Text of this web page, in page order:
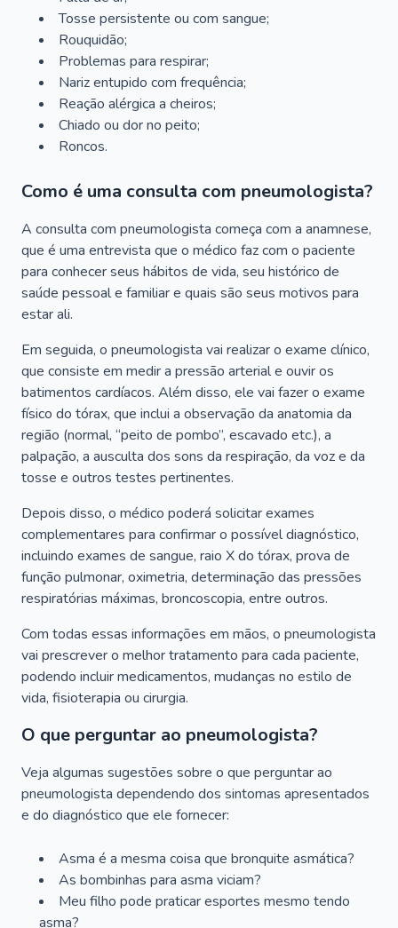
Tosse persistente ou com sangue;
Rouquidão;
Problemas para respirar;
Nariz entupido com frequência;
Reação alérgica a cheiros;
Chiado ou dor no peito;
Roncos.
Como é uma consulta com pneumologista?
A consulta com pneumologista começa com a anamnese,
que é uma entrevista que o médico faz com o paciente
para conhecer seus hábitos de vida, seu histórico de
saúde pessoal e familiar e quais são seus motivos para
estar ali.
Em seguida, o pneumologista vai realizar o exame clínico,
que consiste em medir a pressão arterial e ouvir os
batimentos cardíacos. Além disso, ele vai fazer o exame
físico do tórax, que inclui a observação da anatomia da
região (normal, “peito de pombo”, escavado etc.), a
palpação, a ausculta dos sons da respiração, da voz e da
tosse e outros testes pertinentes.
Depois disso, o médico poderá solicitar exames
complementares para confirmar o possível diagnóstico,
incluindo exames de sangue, raio X do tórax, prova de
função pulmonar, oximetria, determinação das pressões
respiratórias máximas, broncoscopia, entre outros.
Com todas essas informações em mãos, o pneumologista
vai prescrever o melhor tratamento para cada paciente,
podendo incluir medicamentos, mudanças no estilo de
vida, fisioterapia ou cirurgia.
O que perguntar ao pneumologista?
Veja algumas sugestões sobre o que perguntar ao
pneumologista dependendo dos sintomas apresentados
e do diagnóstico que ele fornecer:
Asma é a mesma coisa que bronquite asmática?
As bombinhas para asma viciam?
Meu filho pode praticar esportes mesmo tendo
asma?